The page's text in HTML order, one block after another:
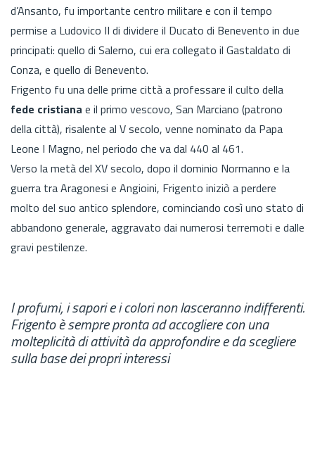
d’Ansanto, fu importante centro militare e con il tempo
permise a Ludovico II di dividere il Ducato di Benevento in due
principati: quello di Salerno, cui era collegato il Gastaldato di
Conza, e quello di Benevento.
Frigento fu una delle prime città a professare il culto della
fede cristiana e il primo vescovo, San Marciano (patrono
della città), risalente al V secolo, venne nominato da Papa
Leone I Magno, nel periodo che va dal 440 al 461.
Verso la metà del XV secolo, dopo il dominio Normanno e la
guerra tra Aragonesi e Angioini, Frigento iniziò a perdere
molto del suo antico splendore, cominciando così uno stato di
abbandono generale, aggravato dai numerosi terremoti e dalle
gravi pestilenze.
I profumi, i sapori e i colori non lasceranno indifferenti.
Frigento è sempre pronta ad accogliere con una
molteplicità di attività da approfondire e da scegliere
sulla base dei propri interessi